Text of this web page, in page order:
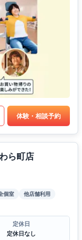
体験・相談予約
ら町店
個室
他店舗利用
定休日
定休日なし